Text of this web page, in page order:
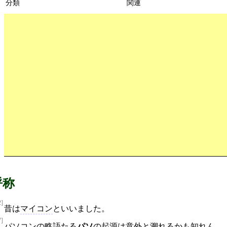
分類 関連
昔はマイコンといいました。